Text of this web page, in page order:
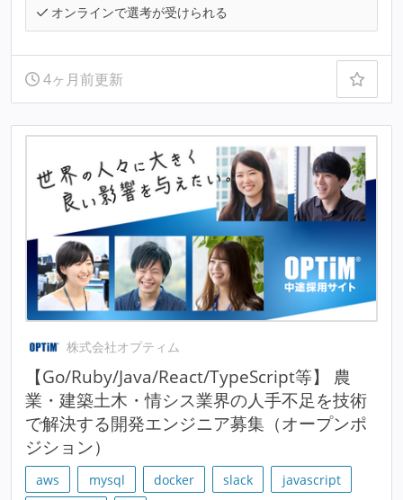
オンラインで選考が受けられる
4ヶ月前更新
株式会社オプティム
【Go/Ruby/Java/React/TypeScript等】 農
業・建築土木・情シス業界の人手不足を技術
で解決する開発エンジニア募集（オープンポ
ジション）
aws mysql docker slack
javascript